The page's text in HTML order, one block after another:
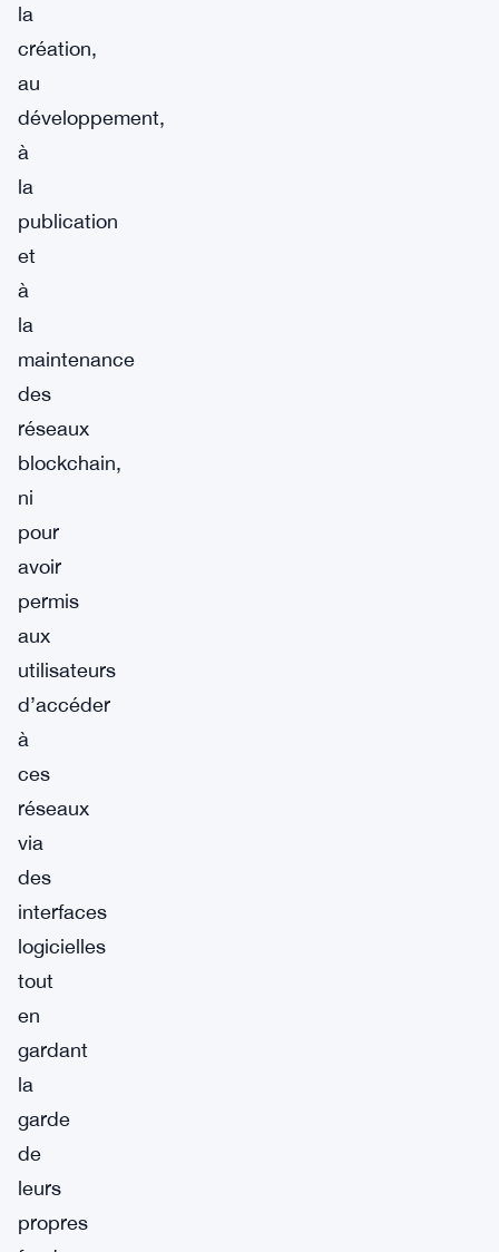
la
création,
au
développement,
à
la
publication
et
à
la
maintenance
des
réseaux
blockchain,
ni
pour
avoir
permis
aux
utilisateurs
d’accéder
à
ces
réseaux
via
des
interfaces
logicielles
tout
en
gardant
la
garde
de
leurs
propres